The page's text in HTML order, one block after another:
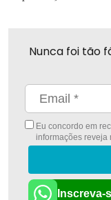
Nunca foi tão
Eu concordo em
informações reveja
Inscreva-